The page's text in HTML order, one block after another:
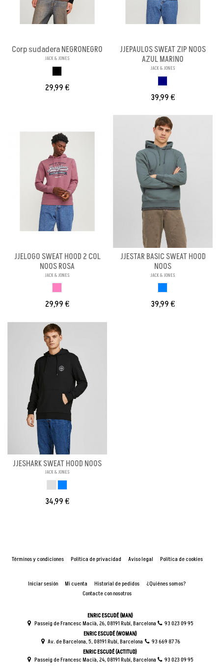
Corp sudadera NEGRONEGRO
JACK & JONES
29,99 €
JJEPAULOS SWEAT ZIP NOOS
AZUL MARINO
JACK & JONES
39,99 €
JJELOGO SWEAT HOOD 2 COL
NOOS ROSA
JACK & JONES
29,99 €
JJESTAR BASIC SWEAT HOOD
NOOS
JACK & JONES
39,99 €
JJESHARK SWEAT HOOD NOOS
JACK & JONES
34,99 €
Términos y condiciones Política de privacidad Aviso legal Política de cookies
Iniciar sesión Mi cuenta Historial de pedidos
¿Quiénes somos?
Contacte con nosotros
ENRIC ESCUDÉ (MAN)
Passeig de Francesc Macià, 26, 08191 Rubí, Barcelona
93 023 09 95
ENRIC ESCUDÉ (WOMAN)
Av. de Barcelona, 5, 08191 Rubí, Barcelona
93 669 87 76
ENRIC ESCUDÉ (ACTITUD)
Passeig de Francesc Macià, 24, 08191 Rubí, Barcelona
93 023 09 95